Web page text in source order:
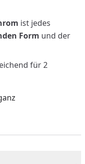
ist jedes
Form und der
für 2